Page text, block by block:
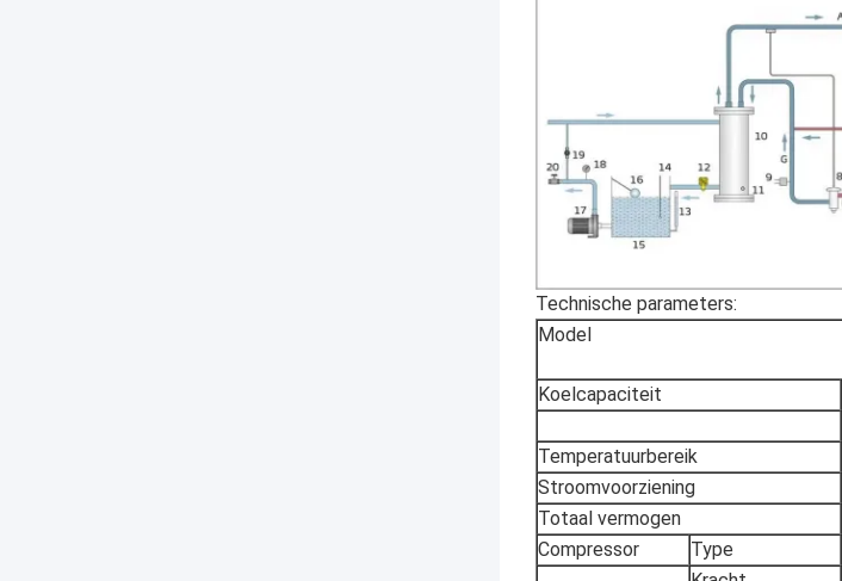
Technische parameters:
Model
Koelcapaciteit
Temperatuurbereik
Stroomvoorziening
Totaal vermogen
Compressor
Type